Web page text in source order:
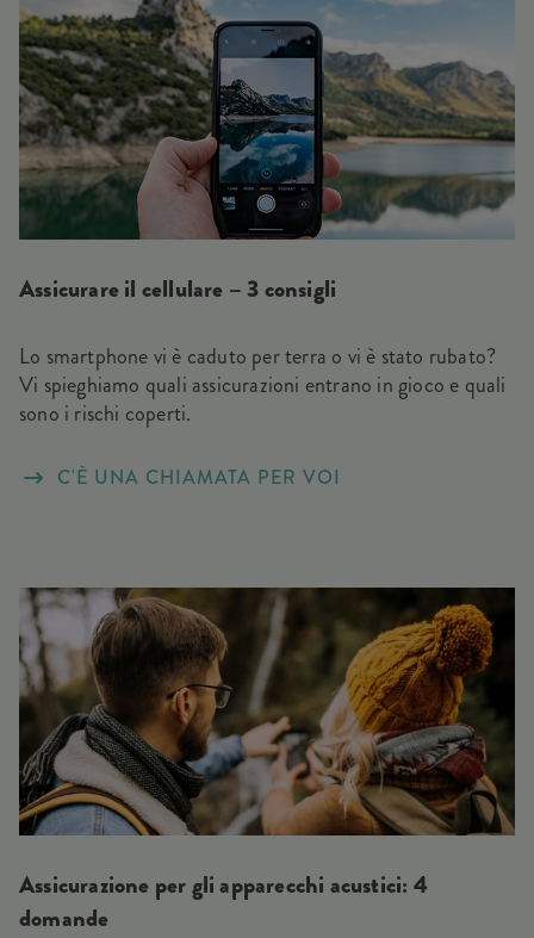
Assicurare il cellulare – 3 consigli
Lo smartphone vi è caduto per terra o vi è stato rubato?
Vi spieghiamo quali assicurazioni entrano in gioco e quali
sono i rischi coperti.
C'È UNA CHIAMATA PER VOI
Assicurazione per gli apparecchi acustici: 4
domande